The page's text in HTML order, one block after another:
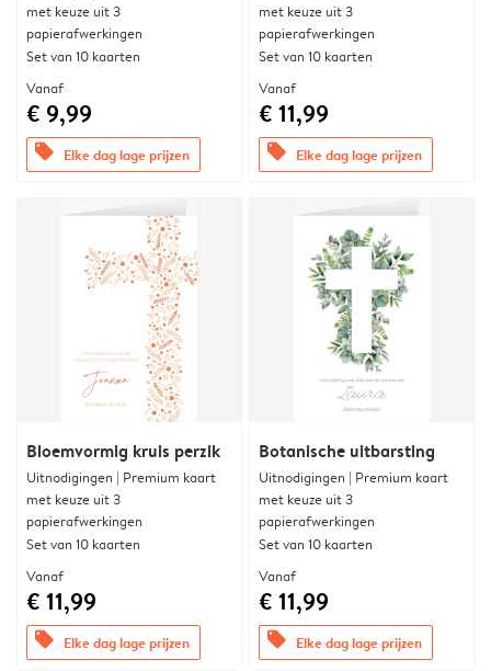
met keuze uit 3
papierafwerkingen
Set van 10 kaarten
Vanaf
€ 9,99
offers Elke dag lage prijzen
met keuze uit 3
papierafwerkingen
Set van 10 kaarten
Vanaf
€ 11,99
offers Elke dag lage prijzen
Bloemvormig kruis perzik
Uitnodigingen | Premium kaart
met keuze uit 3
papierafwerkingen
Set van 10 kaarten
Vanaf
€ 11,99
offers Elke dag lage prijzen
Botanische uitbarsting
Uitnodigingen | Premium kaart
met keuze uit 3
papierafwerkingen
Set van 10 kaarten
Vanaf
€ 11,99
offers Elke dag lage prijzen